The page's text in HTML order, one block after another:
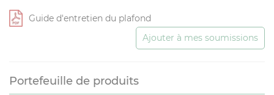
Guide d'entretien du plafond
Ajouter à mes soumissions
Portefeuille de produits